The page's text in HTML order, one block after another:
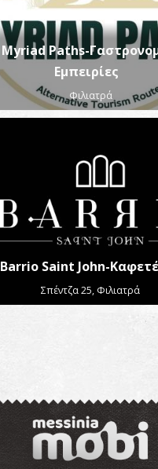
Myriad Paths-
Εμπειρίες
Φιλιατρά
Barrio Saint John-
Σπέντζα 25, Φιλιατρά